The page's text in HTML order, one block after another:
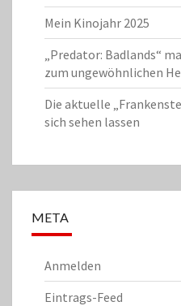
Mein Kinojahr 2025
„Predator: Badlands“
zum ungewöhnlichen
Die aktuelle
sich sehen lassen
META
Anmelden
Eintrags-Feed